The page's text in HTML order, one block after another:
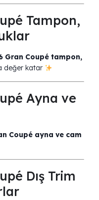
Tampon,
Gran Coupé tampon,
değer katar
Ayna ve
Coupé ayna ve cam
Dış Trim